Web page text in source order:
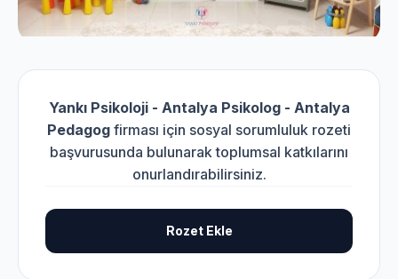
Yankı Psikoloji - Antalya Psikolog - Antalya
Pedagog firması için sosyal sorumluluk rozeti
başvurusunda bulunarak toplumsal katkılarını
onurlandırabilirsiniz.
Rozet Ekle